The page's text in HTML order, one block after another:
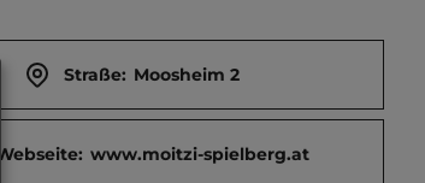
Straße: Moosheim 2
Webseite: www.moitzi-spielberg.at